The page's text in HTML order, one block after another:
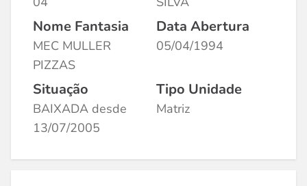
Nome Fantasia
MEC MULLER
PIZZAS
Data Abertura
05/04/1994
Situação
BAIXADA desde
13/07/2005
Tipo Unidade
Matriz